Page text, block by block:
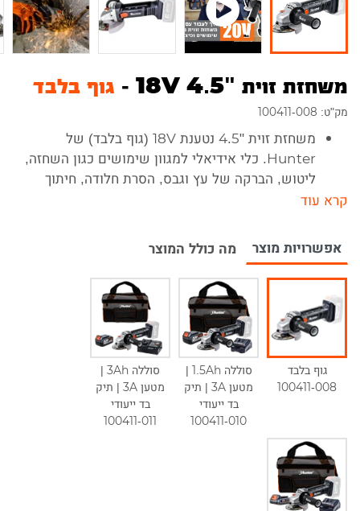
משחזת זוית "18V 4.5 - גוף בלבד
מק"ט: 100411-008
משחזת זוית "4.5 נטענת 18V (גוף בלבד) של
Hunter. כלי אידיאלי למגוון שימושים כגון השחזה,
ליטוש, הברקה של עץ וגבס, הסרת חלודה, חיתוך
מתכת, ברזל, אלומניום ועוד.
בלחיצת כפתור.
משחזת נטענת המאפשרת עבודה קלה ונוחה ללא
סרבול והתעסקות עם כבל חשמל. מהירות הסיבוב
מגיעה עד כ-8,000 סל"ד, מה שמקנה לכלי את
היכולת לבצע חיתוך באופן מהיר, בטוח ויעיל.
המשחזת בעלת משקל קל לנשיאה (גוף בלבד) של
1.5Kg, ומציגה אחיזה ארגונומית נוחה מאוד בגוף
הכלי.
ידית עזר ארגונומית - הידית בעלת ציפוי גומי המקנה
אחיזה נוחה ויציבה המונעת החלקה בזמן עבודה ובנוסף
מספקת עבודה רציפה לאורך זמן וללא מאמץ. ניתן
לחבר את הידית משני צדי המשחזת להגברת השליטה
והדיוק בתהליך החיתוך וההשחזה.
הפעלה רציפה - לאחר הלחיצה על מתג ההפעלה אין
אפשרויות מוצר מה כולל המוצר
גוף בלבד
100411-008
סוללה 1.5Ah |
מטען 3A | תיק
בד ייעודי
100411-010
סוללה 3Ah |
מטען 3A | תיק
בד ייעודי
100411-011